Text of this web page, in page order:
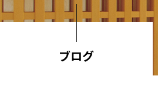
ブログ